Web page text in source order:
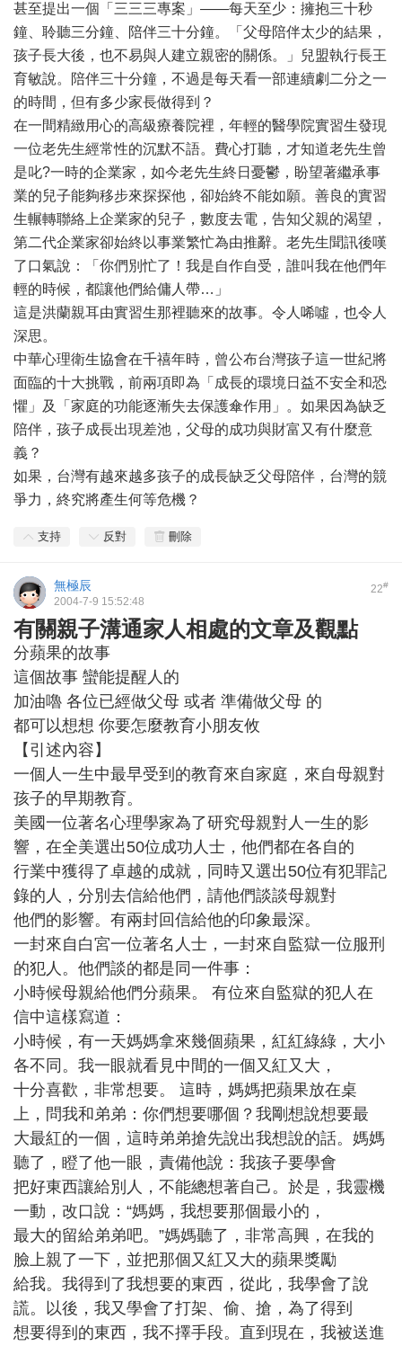
甚至提出一個「三三三專案」——每天至少：擁抱三十秒
鐘、聆聽三分鐘、陪伴三十分鐘。「父母陪伴太少的結果，
孩子長大後，也不易與人建立親密的關係。」兒盟執行長王
育敏說。陪伴三十分鐘，不過是每天看一部連續劇二分之一
的時間，但有多少家長做得到？
在一間精緻用心的高級療養院裡，年輕的醫學院實習生發現
一位老先生經常性的沉默不語。費心打聽，才知道老先生曾
是叱?一時的企業家，如今老先生終日憂鬱，盼望著繼承事
業的兒子能夠移步來探探他，卻始終不能如願。善良的實習
生輾轉聯絡上企業家的兒子，數度去電，告知父親的渴望，
第二代企業家卻始終以事業繁忙為由推辭。老先生聞訊後嘆
了口氣說：「你們別忙了！我是自作自受，誰叫我在他們年
輕的時候，都讓他們給傭人帶…」
這是洪蘭親耳由實習生那裡聽來的故事。令人唏噓，也令人
深思。
中華心理衛生協會在千禧年時，曾公布台灣孩子這一世紀將
面臨的十大挑戰，前兩項即為「成長的環境日益不安全和恐
懼」及「家庭的功能逐漸失去保護傘作用」。如果因為缺乏
陪伴，孩子成長出現差池，父母的成功與財富又有什麼意
義？
如果，台灣有越來越多孩子的成長缺乏父母陪伴，台灣的競
爭力，終究將產生何等危機？
支持 反對 刪除
22#
無極辰
2004-7-9 15:52:48
有關親子溝通家人相處的文章及觀點
分蘋果的故事
這個故事 蠻能提醒人的
加油嚕 各位已經做父母 或者 準備做父母 的
都可以想想 你要怎麼教育小朋友攸
【引述內容】
一個人一生中最早受到的教育來自家庭，來自母親對
孩子的早期教育。
美國一位著名心理學家為了研究母親對人一生的影
響，在全美選出50位成功人士，他們都在各自的
行業中獲得了卓越的成就，同時又選出50位有犯罪記
錄的人，分別去信給他們，請他們談談母親對
他們的影響。有兩封回信給他的印象最深。
一封來自白宮一位著名人士，一封來自監獄一位服刑
的犯人。他們談的都是同一件事：
小時候母親給他們分蘋果。 有位來自監獄的犯人在
信中這樣寫道：
小時候，有一天媽媽拿來幾個蘋果，紅紅綠綠，大小
各不同。我一眼就看見中間的一個又紅又大，
十分喜歡，非常想要。 這時，媽媽把蘋果放在桌
上，問我和弟弟：你們想要哪個？我剛想說想要最
大最紅的一個，這時弟弟搶先說出我想說的話。媽媽
聽了，瞪了他一眼，責備他說：我孩子要學會
把好東西讓給別人，不能總想著自己。於是，我靈機
一動，改口說：“媽媽，我想要那個最小的，
最大的留給弟弟吧。”媽媽聽了，非常高興，在我的
臉上親了一下，並把那個又紅又大的蘋果獎勵
給我。我得到了我想要的東西，從此，我學會了說
謊。以後，我又學會了打架、偷、搶，為了得到
想要得到的東西，我不擇手段。直到現在，我被送進